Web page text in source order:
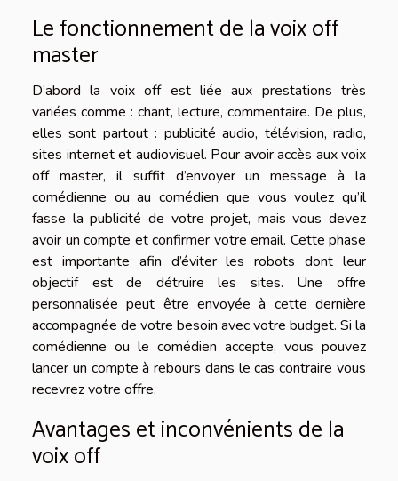
Le fonctionnement de la voix off
master
D’abord la voix off est liée aux prestations très
variées comme : chant, lecture, commentaire. De plus,
elles sont partout : publicité audio, télévision, radio,
sites internet et audiovisuel. Pour avoir accès aux voix
off master, il suffit d’envoyer un message à la
comédienne ou au comédien que vous voulez qu’il
fasse la publicité de votre projet, mais vous devez
avoir un compte et confirmer votre email. Cette phase
est importante afin d’éviter les robots dont leur
objectif est de détruire les sites. Une offre
personnalisée peut être envoyée à cette dernière
accompagnée de votre besoin avec votre budget. Si la
comédienne ou le comédien accepte, vous pouvez
lancer un compte à rebours dans le cas contraire vous
recevrez votre offre.
Avantages et inconvénients de la
voix off